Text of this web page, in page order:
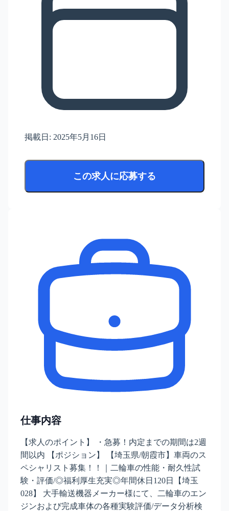
掲載日: 2025年5月16日
この求人に応募する
仕事内容
【求人のポイント】 ・急募！内定までの期間は2週
間以内 【ポジション】 【埼玉県/朝霞市】車両のス
ペシャリスト募集！！｜二輪車の性能・耐久性試
験・評価/◎福利厚生充実◎年間休日120日【埼玉
028】 大手輸送機器メーカー様にて、二輪車のエン
ジンおよび完成車体の各種実験評価/データ分析検